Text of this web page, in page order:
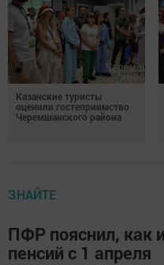
Казанские туристы
оценили гостеприимство
Черемшанского района
ЗНАЙТЕ
ПФР пояснил, как
пенсий с 1 апреля